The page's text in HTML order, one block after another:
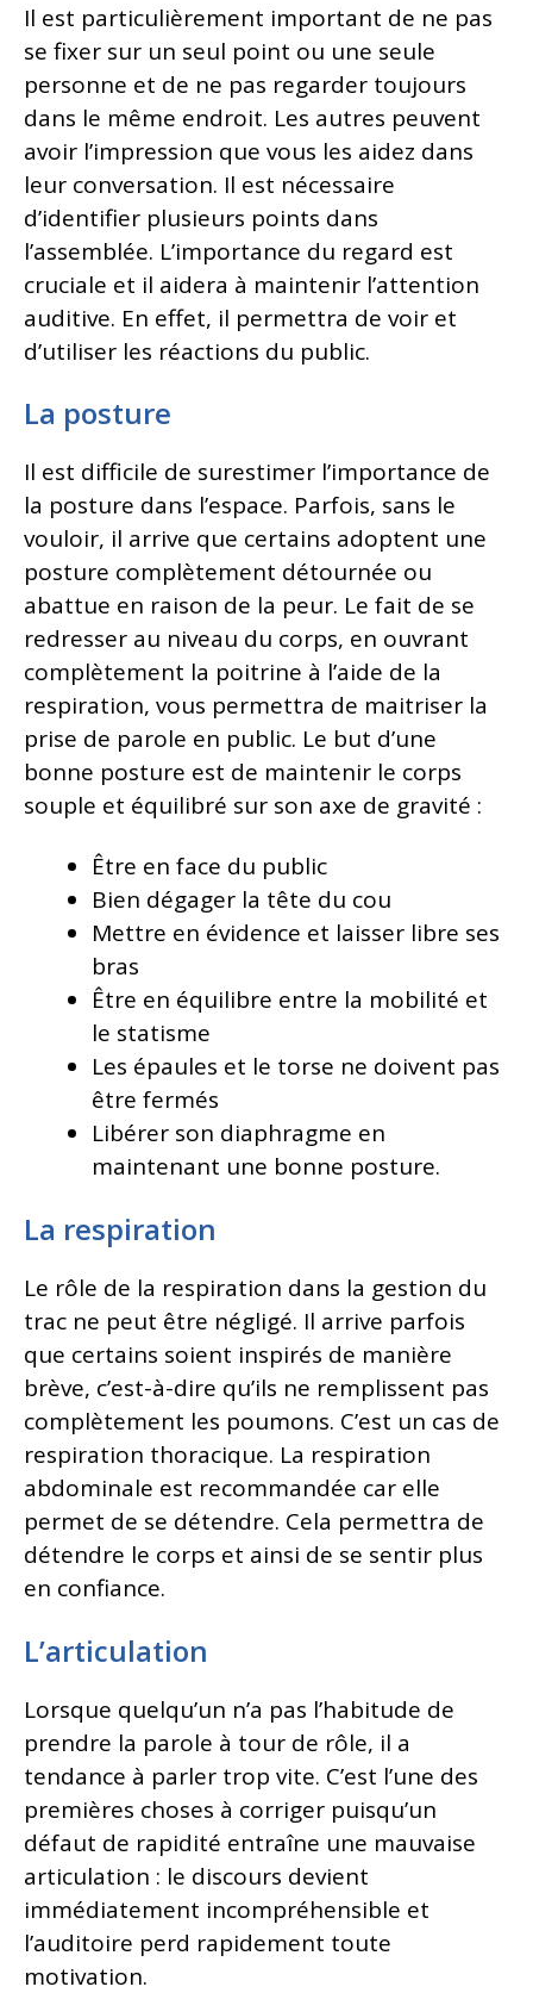
Il est particulièrement important de ne pas
se fixer sur un seul point ou une seule
personne et de ne pas regarder toujours
dans le même endroit. Les autres peuvent
avoir l’impression que vous les aidez dans
leur conversation. Il est nécessaire
d’identifier plusieurs points dans
l’assemblée. L’importance du regard est
cruciale et il aidera à maintenir l’attention
auditive. En effet, il permettra de voir et
d’utiliser les réactions du public.
La posture
Il est difficile de surestimer l’importance de
la posture dans l’espace. Parfois, sans le
vouloir, il arrive que certains adoptent une
posture complètement détournée ou
abattue en raison de la peur. Le fait de se
redresser au niveau du corps, en ouvrant
complètement la poitrine à l’aide de la
respiration, vous permettra de maitriser la
prise de parole en public. Le but d’une
bonne posture est de maintenir le corps
souple et équilibré sur son axe de gravité :
Être en face du public
Bien dégager la tête du cou
Mettre en évidence et laisser libre ses
bras
Être en équilibre entre la mobilité et
le statisme
Les épaules et le torse ne doivent pas
être fermés
Libérer son diaphragme en
maintenant une bonne posture.
La respiration
Le rôle de la respiration dans la gestion du
trac ne peut être négligé. Il arrive parfois
que certains soient inspirés de manière
brève, c’est-à-dire qu’ils ne remplissent pas
complètement les poumons. C’est un cas de
respiration thoracique. La respiration
abdominale est recommandée car elle
permet de se détendre. Cela permettra de
détendre le corps et ainsi de se sentir plus
en confiance.
L’articulation
Lorsque quelqu’un n’a pas l’habitude de
prendre la parole à tour de rôle, il a
tendance à parler trop vite. C’est l’une des
premières choses à corriger puisqu’un
défaut de rapidité entraîne une mauvaise
articulation : le discours devient
immédiatement incompréhensible et
l’auditoire perd rapidement toute
motivation.